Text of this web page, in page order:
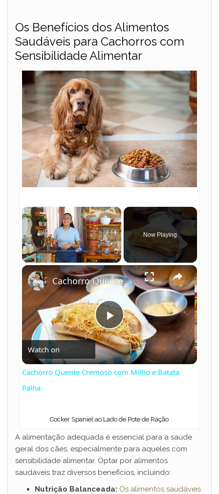
Os Benefícios dos Alimentos
Saudáveis para Cachorros com
Sensibilidade Alimentar
×
Fullscreen
Now Playing
×
P
l
y
V
i
Cachorro Quente Cremoso com Milho e Batata Palha
Watch on
Cachorro Quente Cremoso com Milho e Batata
Palha
Cocker Spaniel ao Lado de Pote de Ração
A alimentação adequada é essencial para a saúde
geral dos cães, especialmente para aqueles com
sensibilidade alimentar. Optar por alimentos
saudáveis traz diversos benefícios, incluindo:
Nutrição Balanceada: Os alimentos saudáveis